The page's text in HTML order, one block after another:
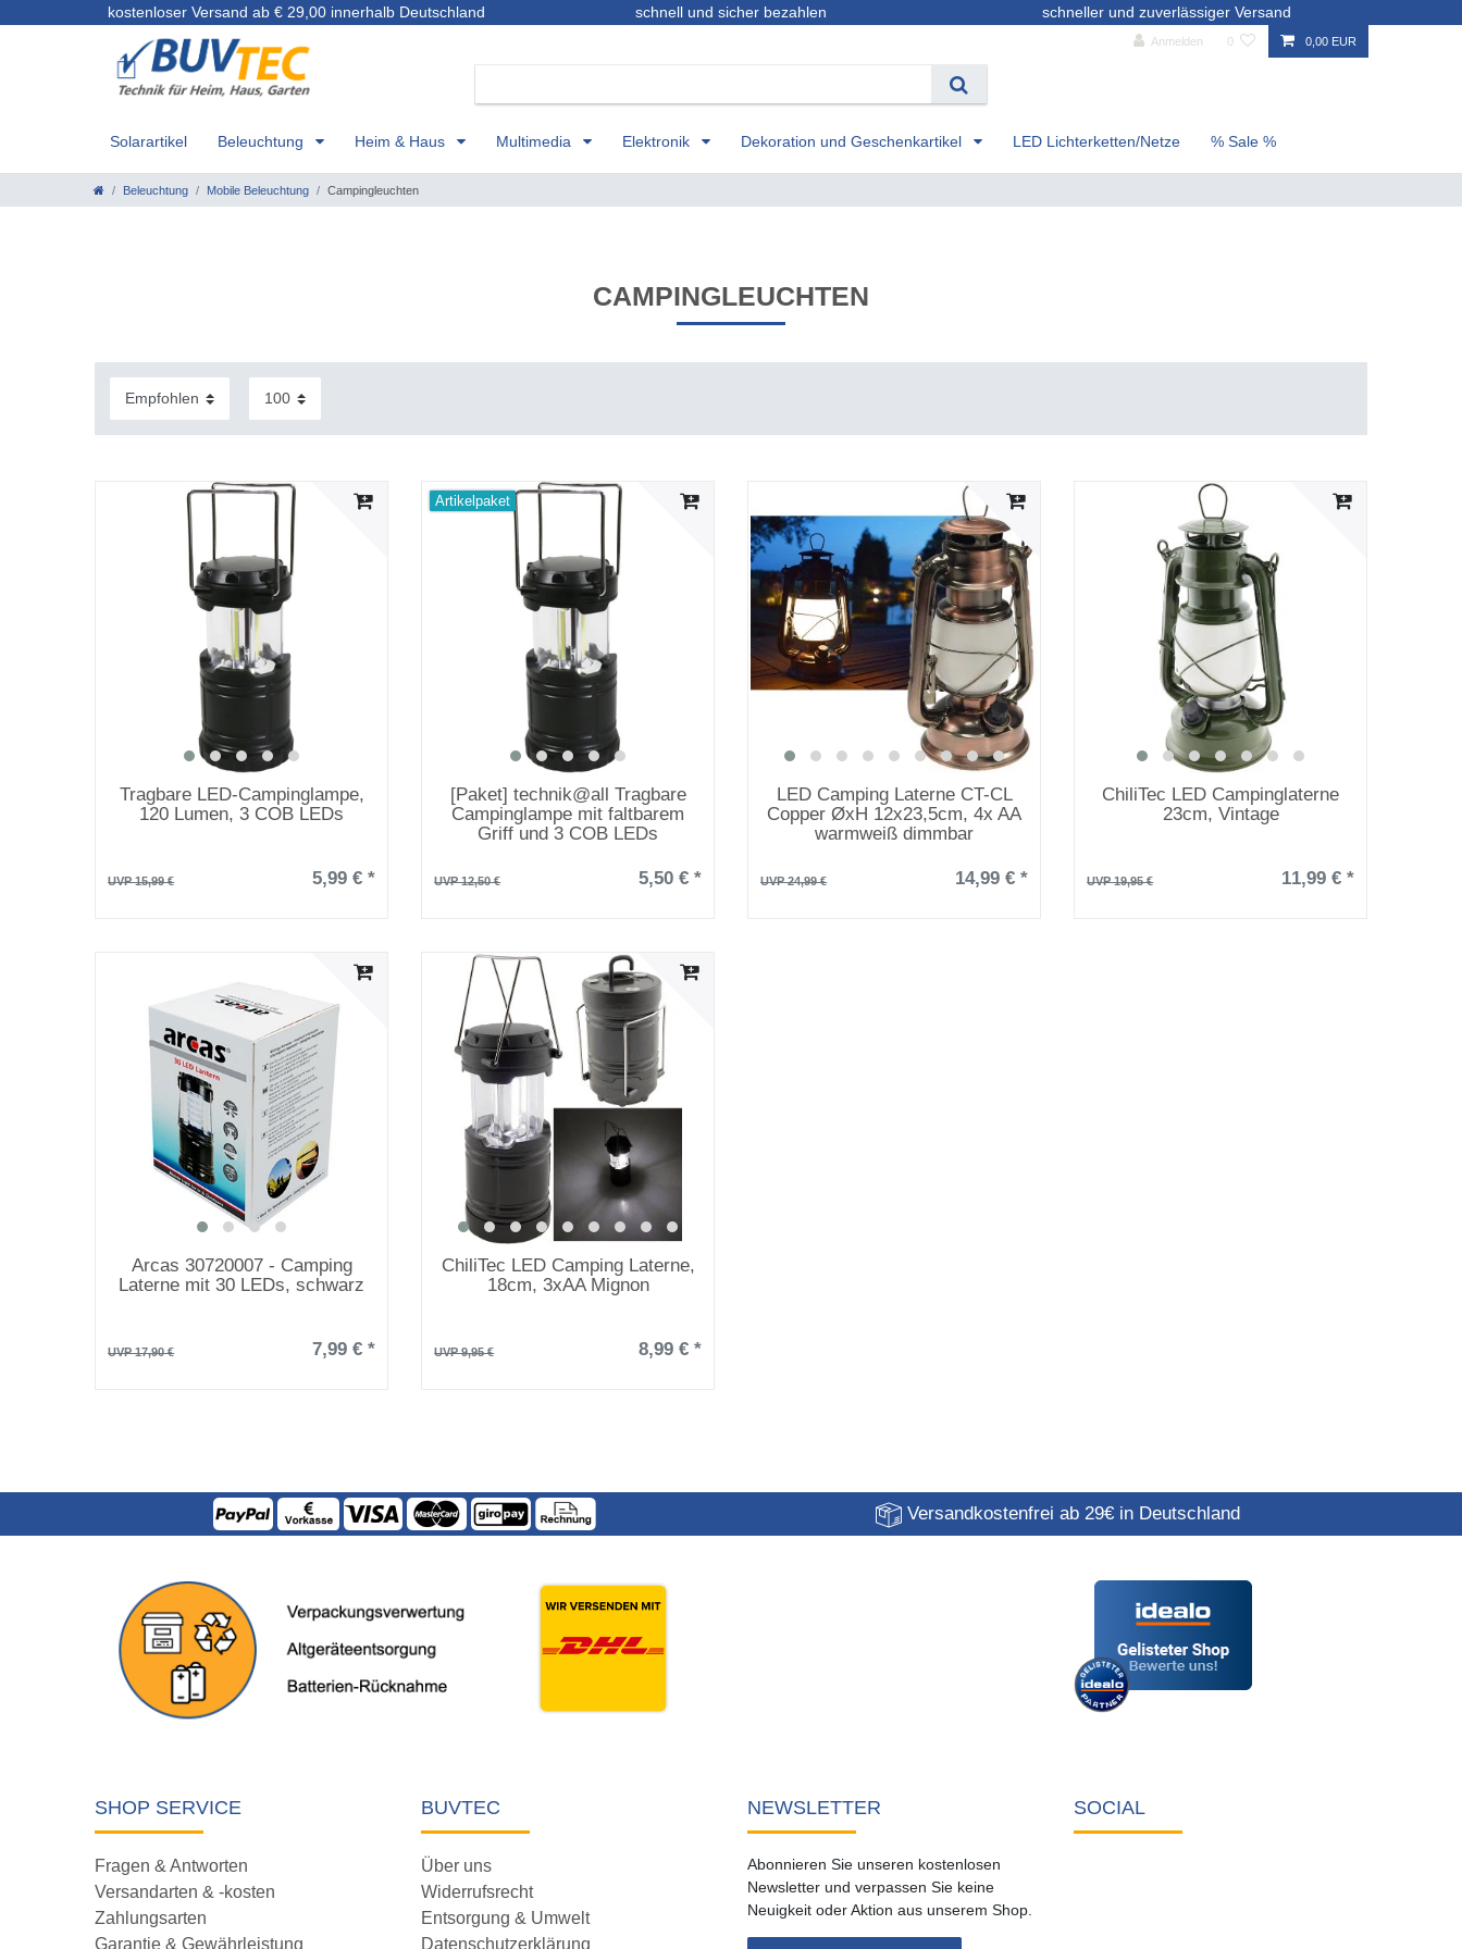
kostenloser Versand ab € 29,00 innerhalb Deutschland schnell und sicher bezahlen schneller und zuverlässiger Versand
Anmelden 0 0,00 EUR
Solarartikel Beleuchtung Heim & Haus Multimedia Elektronik Dekoration und Geschenkartikel LED Lichterketten/Netze % Sale %
Beleuchtung Mobile Beleuchtung Campingleuchten
CAMPINGLEUCHTEN
Tragbare LED-Campinglampe,
120 Lumen, 3 COB LEDs
UVP 15,99 € 5,99 € *
Artikelpaket
[Paket] technik@all Tragbare
Campinglampe mit faltbarem
Griff und 3 COB LEDs
UVP 12,50 € 5,50 € *
LED Camping Laterne CT-CL
Copper ØxH 12x23,5cm, 4x AA
warmweiß dimmbar
UVP 24,99 € 14,99 € *
ChiliTec LED Campinglaterne
23cm, Vintage
UVP 19,95 € 11,99 € *
Arcas 30720007 - Camping
Laterne mit 30 LEDs, schwarz
UVP 17,90 € 7,99 € *
ChiliTec LED Camping Laterne,
18cm, 3xAA Mignon
UVP 9,95 € 8,99 € *
Versandkostenfrei ab 29€ in Deutschland
SHOP SERVICE
Fragen & Antworten
Versandarten & -kosten
Zahlungsarten
Garantie & Gewährleistung
BUVTEC
Über uns
Widerrufsrecht
Entsorgung & Umwelt
Datenschutzerklärung
NEWSLETTER
Abonnieren Sie unseren kostenlosen
Newsletter und verpassen Sie keine
Neuigkeit oder Aktion aus unserem Shop.
SOCIAL